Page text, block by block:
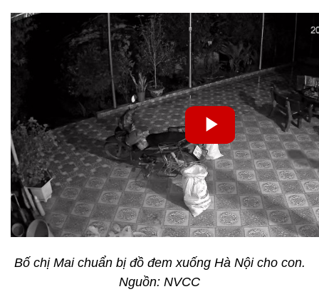
Bố chị Mai chuẩn bị đồ đem xuống Hà Nội cho con.
Nguồn: NVCC